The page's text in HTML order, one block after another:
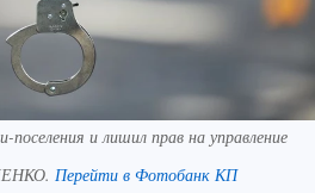
поселения и лишил прав на управление
Перейти в Фотобанк КП